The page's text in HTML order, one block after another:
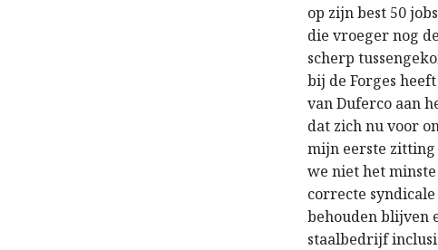
op zijn best 50
die vroeger nog
scherp
bij de Forges
van Duferco aan
dat zich nu voor
mijn eerste zitting
we niet het
correcte
behouden blijven
staalbedrijf